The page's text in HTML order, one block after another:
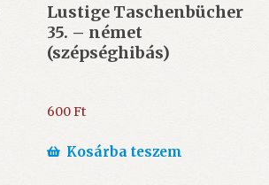
Lustige Taschenbücher
35. – német
(szépséghibás)
600Ft
Kosárba teszem